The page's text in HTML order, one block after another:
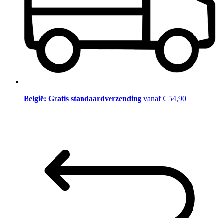
België: Gratis standaardverzending vanaf € 54,90